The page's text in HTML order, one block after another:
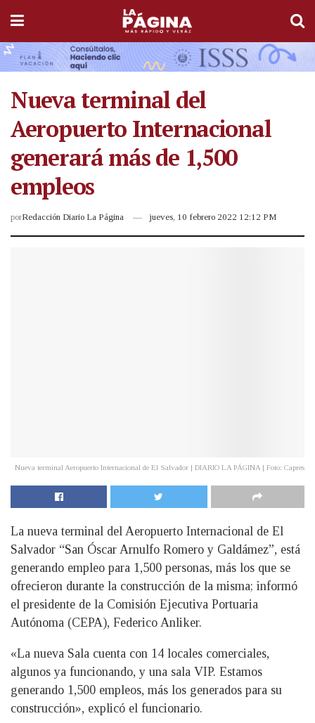
Nueva terminal del
Aeropuerto Internacional
generará más de 1,500
empleos
porRedacción Diario La Página jueves, 10 febrero 2022 12:12 PM
Nueva terminal Aeropuerto Internacional de El Salvador | DIARIO LA PÁGINA | Foto: Capres
La nueva terminal del Aeropuerto Internacional de El
Salvador “San Óscar Arnulfo Romero y Galdámez”, está
generando empleo para 1,500 personas, más los que se
ofrecieron durante la construcción de la misma; informó
el presidente de la Comisión Ejecutiva Portuaria
Autónoma (CEPA), Federico Anliker.
«La nueva Sala cuenta con 14 locales comerciales,
algunos ya funcionando, y una sala VIP. Estamos
generando 1,500 empleos, más los generados para su
construcción», explicó el funcionario.